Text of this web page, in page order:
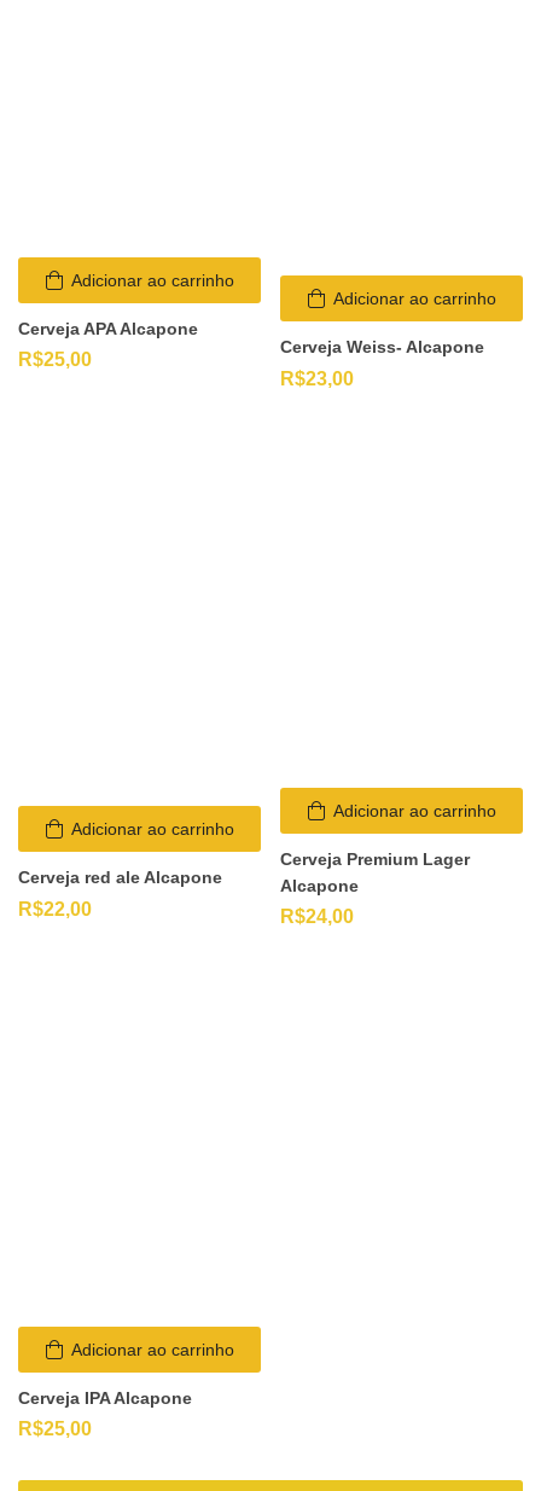
Adicionar ao carrinho
Cerveja APA Alcapone
R$25,00
Adicionar ao carrinho
Cerveja Weiss- Alcapone
R$23,00
Adicionar ao carrinho
Cerveja red ale Alcapone
R$22,00
Adicionar ao carrinho
Cerveja Premium Lager
Alcapone
R$24,00
Adicionar ao carrinho
Cerveja IPA Alcapone
R$25,00